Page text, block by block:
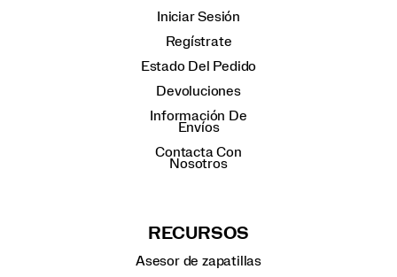
Iniciar Sesión
Regístrate
Estado Del Pedido
Devoluciones
Información De
Envíos
Contacta Con
Nosotros
RECURSOS
Asesor de zapatillas